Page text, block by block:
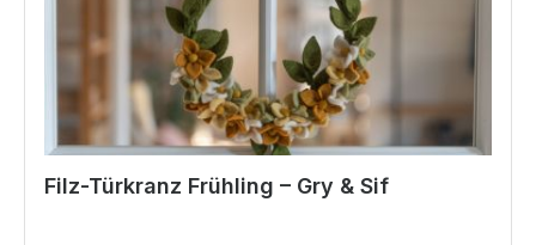
Filz-Türkranz Frühling – Gry & Sif